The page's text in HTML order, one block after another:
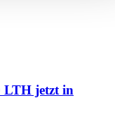
LTH jetzt in